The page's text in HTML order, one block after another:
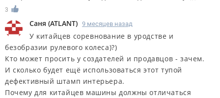
3
Саня (ATLANT) 9 месяцев назад
У китайцев соревнование в уродстве и
безобразии рулевого колеса)?)
Кто может просить у создателей и продавцов - зачем.
И сколько будет ещё использоваться этот тупой
дефективный штамп интерьера.
Почему для китайцев машины должны отличаться